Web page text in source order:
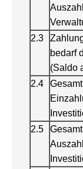
2.3
bedarf
(Saldo
2.4
2.5